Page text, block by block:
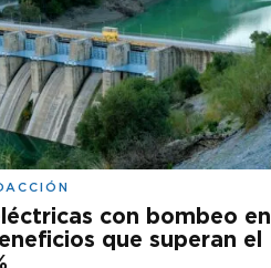
con bombeo en
que superan el